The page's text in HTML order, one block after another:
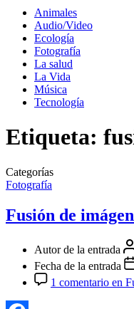
Animales
Audio/Video
Ecología
Fotografía
La salud
La Vida
Música
Tecnología
Etiqueta:
Categorías
Fotografía
Fusión de
Autor de la entrada
Fecha de la entrada
1 comentario en